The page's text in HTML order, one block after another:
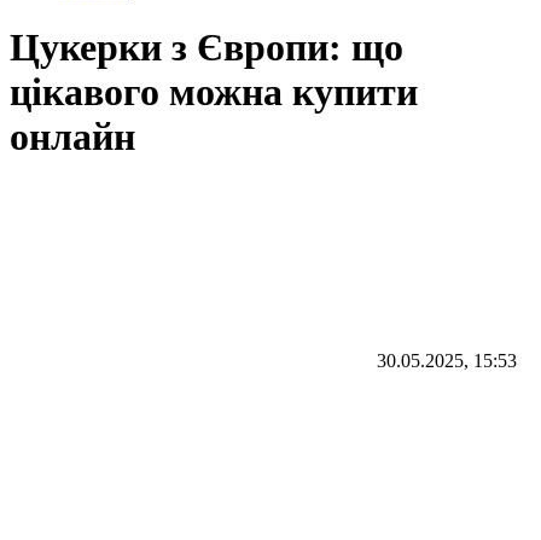
Цукерки з Європи: що
цікавого можна купити
онлайн
30.05.2025, 15:53